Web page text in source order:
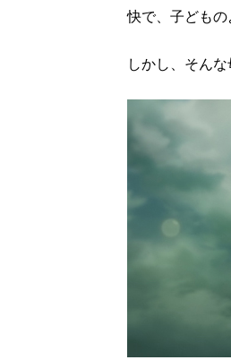
快で、子どもの
しかし、そん